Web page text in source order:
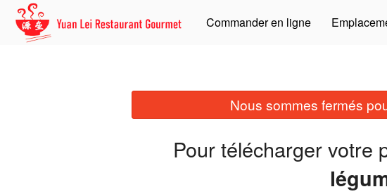
Commander en ligne
Nous sommes fermés
Pour télécharger votre